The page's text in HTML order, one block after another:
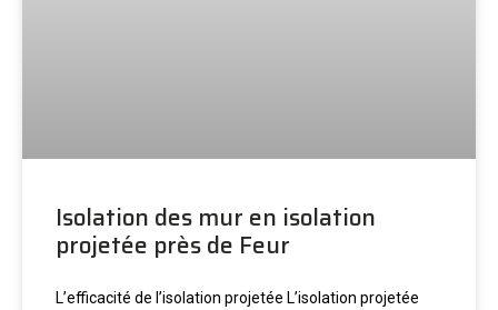
Isolation des mur en isolation
projetée près de Feur
L’efficacité de l’isolation projetée L’isolation projetée